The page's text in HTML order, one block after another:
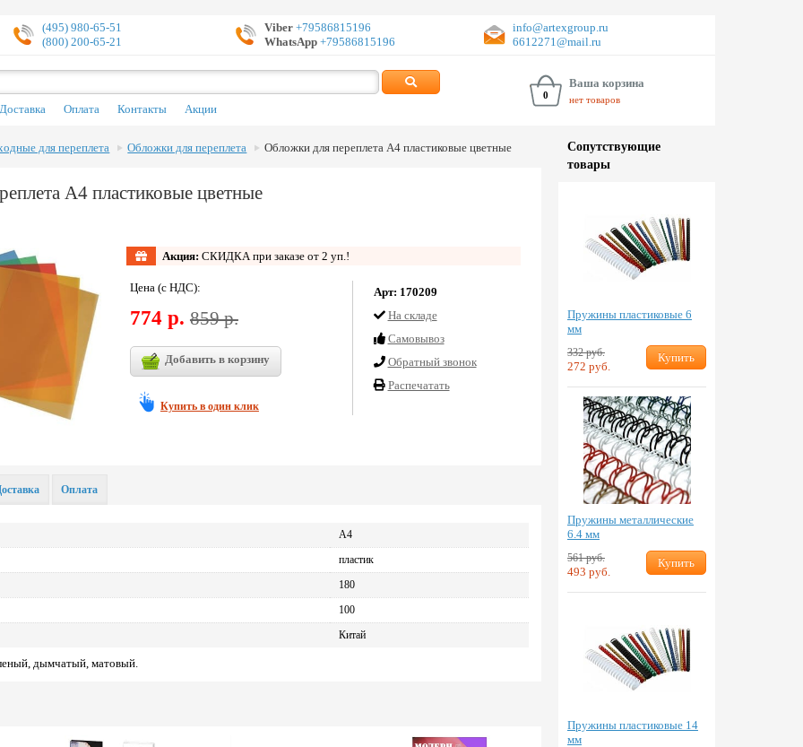
(495) 980-65-51
(800) 200-65-21
Viber+79586815196
WhatsApp+79586815196
info@artexgroup.ru
6612271@mail.ru
Доставка Оплата Контакты Акции
0
Ваша корзина
нет товаров
для переплета Обложки для переплета Обложки для переплета А4 пластиковые цветные
А4 пластиковые цветные
Акция: СКИДКА при заказе от 2 уп.!
Цена (с НДС):
774 р. 859 р.
Добавить в корзину
Купить в один клик
Арт: 170209
На складе
Cамовывоз
Обратный звонок
Распечатать
А4
пластик
180
100
Китай
дымчатый, матовый.
Оплата
Сопут­ствую­щие
товары
Пружины пластиковые 6
мм
332 руб.
272 руб.
Купить
Пружины металлические
6.4 мм
561 руб.
493 руб.
Купить
Пружины пластиковые 14
мм